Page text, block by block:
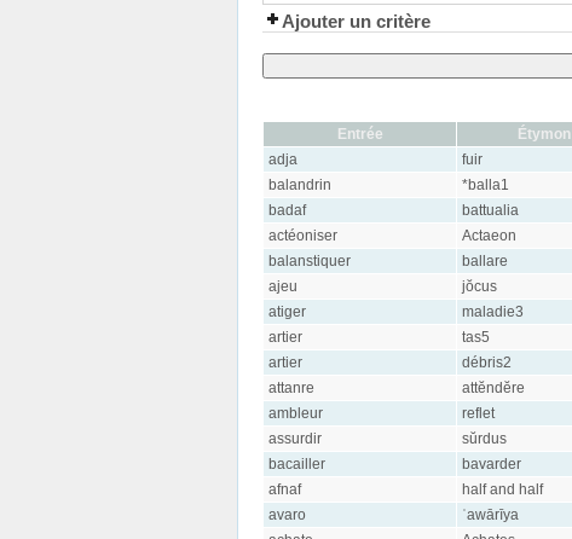
Ajouter un critère
Entrée Étymon
adja
fuir
balandrin
*balla1
badaf
battualia
actéoniser
Actaeon
balanstiquer
ballare
ajeu
jŏcus
atiger
maladie3
artier
tas5
artier
débris2
attanre
attĕndĕre
ambleur
reflet
assurdir
sŭrdus
bacailler
bavarder
afnaf
half and half
avaro
ʿawārīya